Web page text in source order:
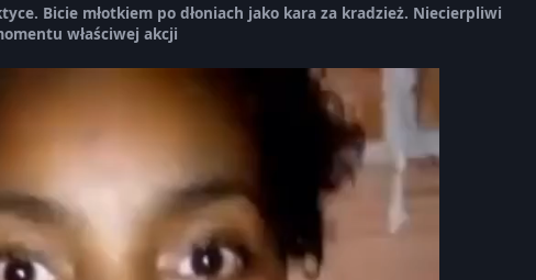
Bicie młotkiem po dłoniach jako kara za kradzież. Niecierpliwi
właściwej akcji